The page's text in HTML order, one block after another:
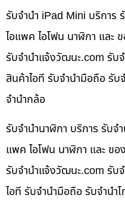
รับจำนำ iPad Mini บริการ
ไอแพค ไอโฟน นาฬิกา และ
รับจํานําแจ้งวัฒนะ.com รับ
สินค้าไอที รับจำนำมือถือ รั
จำนำกล้อ
รับจำนำนาฬิกา บริการ รับจ
แพค ไอโฟน นาฬิกา และ ข
รับจํานําแจ้งวัฒนะ.com รับ
ไอที รับจำนำมือถือ รับจำนำ